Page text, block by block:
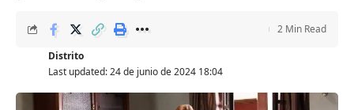
Last updated: 24 de junio de 2024 18:04
Distrito
2 Min Read